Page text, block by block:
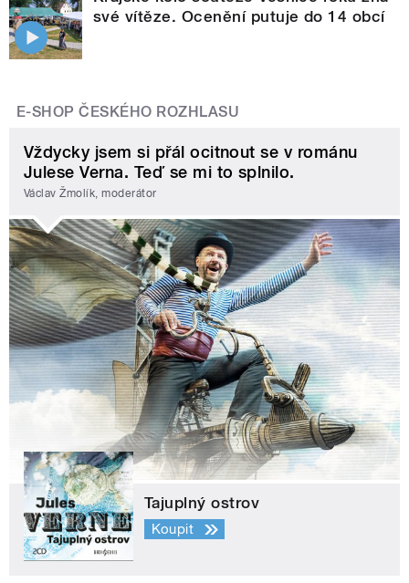
své vítěze. Ocenění putuje do 14 obcí
E-SHOP ČESKÉHO ROZHLASU
Vždycky jsem si přál ocitnout se v románu
Julese Verna. Teď se mi to splnilo.
Václav Žmolík, moderátor
Tajuplný ostrov
Koupit